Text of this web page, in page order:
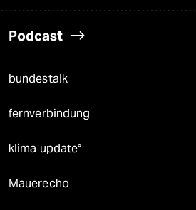
Podcast
bundestalk
fernverbindung
klima update°
Mauerecho